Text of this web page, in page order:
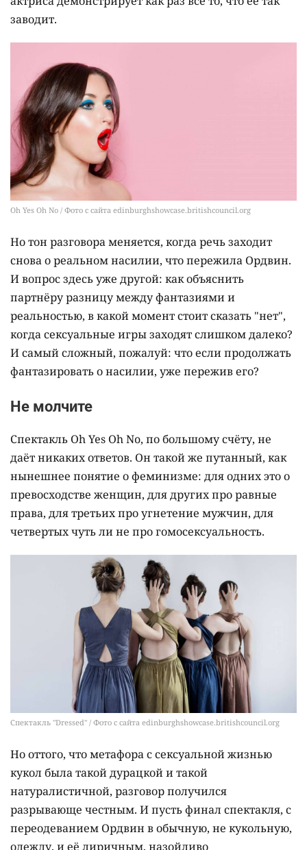
заводит.
Oh Yes Oh No / Фото с сайта edinburghshowcase.britishcouncil.org
Но тон разговора меняется, когда речь заходит
снова о реальном насилии, что пережила Ордвин.
И вопрос здесь уже другой: как объяснить
партнёру разницу между фантазиями и
реальностью, в какой момент стоит сказать "нет",
когда сексуальные игры заходят слишком далеко?
И самый сложный, пожалуй: что если продолжать
фантазировать о насилии, уже пережив его?
Не молчите
Спектакль Oh Yes Oh No, по большому счёту, не
даёт никаких ответов. Он такой же путанный, как
нынешнее понятие о феминизме: для одних это о
превосходстве женщин, для других про равные
права, для третьих про угнетение мужчин, для
четвертых чуть ли не про гомосексуальность.
Спектакль "Dressed" / Фото с сайта edinburghshowcase.britishcouncil.org
Но оттого, что метафора с сексуальной жизнью
кукол была такой дурацкой и такой
натуралистичной, разговор получился
разрывающе честным. И пусть финал спектакля, с
переодеванием Ордвин в обычную, не кукольную,
одежду, и её лиричным, назойливо